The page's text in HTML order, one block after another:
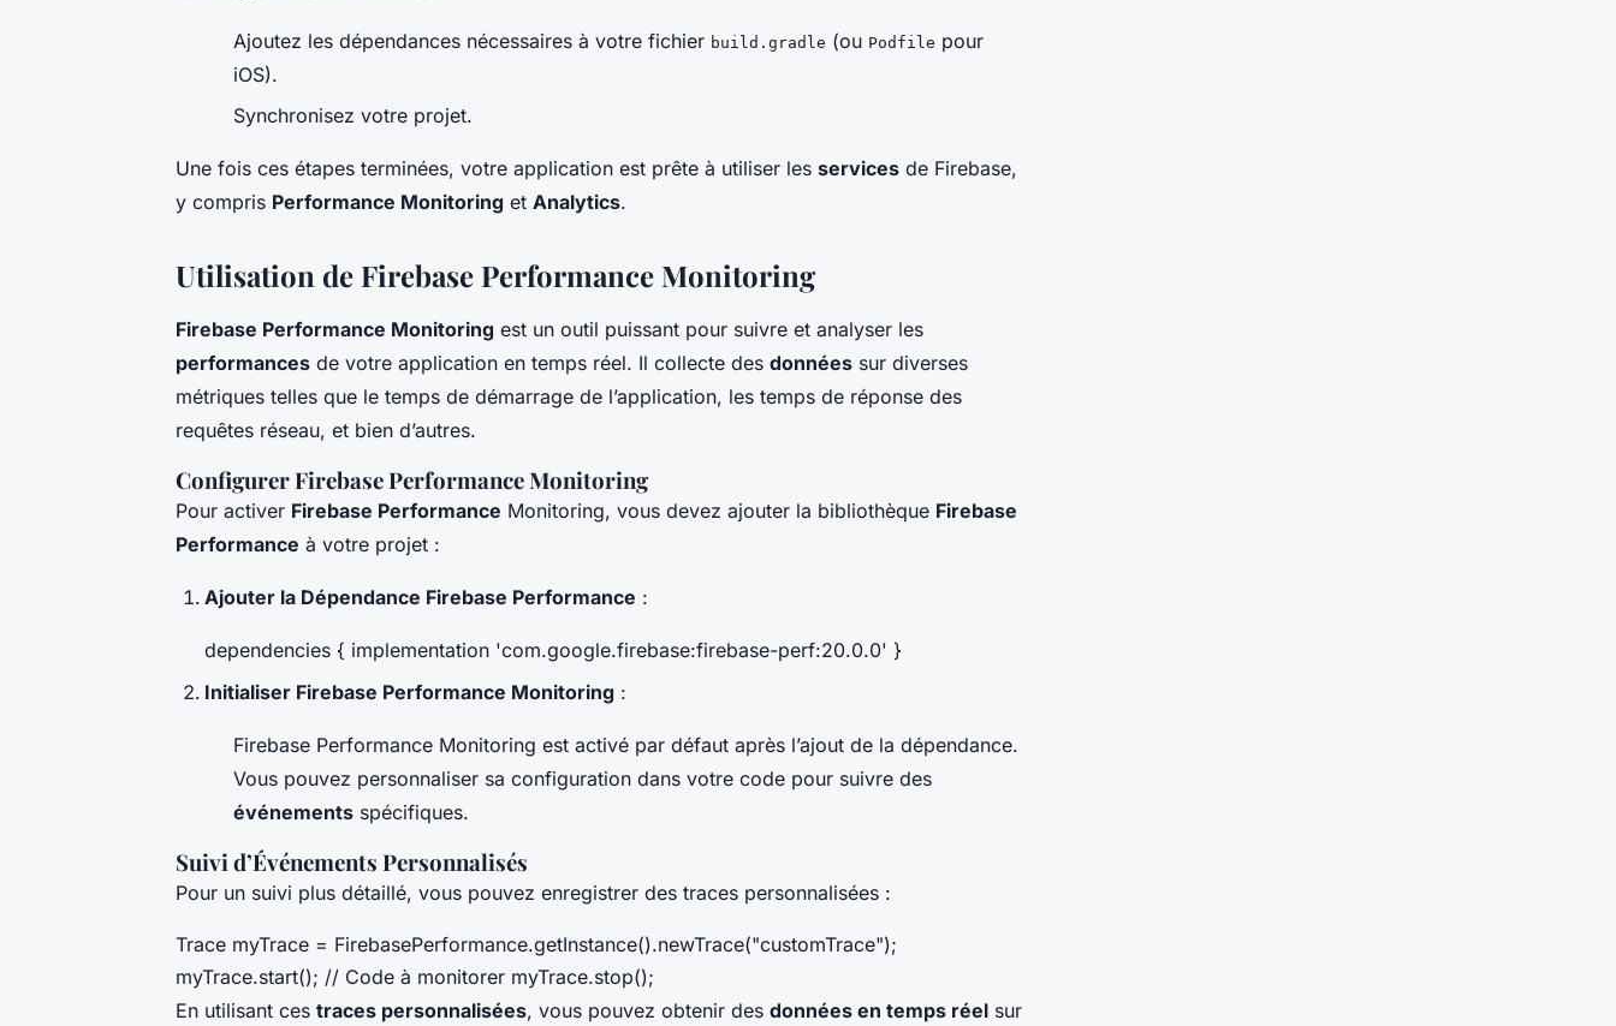
Ajoutez les dépendances nécessaires à votre fichier build.gradle (ou Podfile pour
iOS).
Synchronisez votre projet.
Une fois ces étapes terminées, votre application est prête à utiliser les services de Firebase,
y compris Performance Monitoring et Analytics.
Utilisation de Firebase Performance Monitoring
Firebase Performance Monitoring est un outil puissant pour suivre et analyser les
performances de votre application en temps réel. Il collecte des données sur diverses
métriques telles que le temps de démarrage de l’application, les temps de réponse des
requêtes réseau, et bien d’autres.
Configurer Firebase Performance Monitoring
Pour activer Firebase Performance Monitoring, vous devez ajouter la bibliothèque Firebase
Performance à votre projet :
Ajouter la Dépendance Firebase Performance :
dependencies { implementation 'com.google.firebase:firebase-perf:20.0.0' }
Initialiser Firebase Performance Monitoring :
Firebase Performance Monitoring est activé par défaut après l’ajout de la dépendance.
Vous pouvez personnaliser sa configuration dans votre code pour suivre des
événements spécifiques.
Suivi d’Événements Personnalisés
Pour un suivi plus détaillé, vous pouvez enregistrer des traces personnalisées :
Trace myTrace = FirebasePerformance.getInstance().newTrace("customTrace");
myTrace.start(); // Code à monitorer myTrace.stop();
En utilisant ces traces personnalisées, vous pouvez obtenir des données en temps réel sur